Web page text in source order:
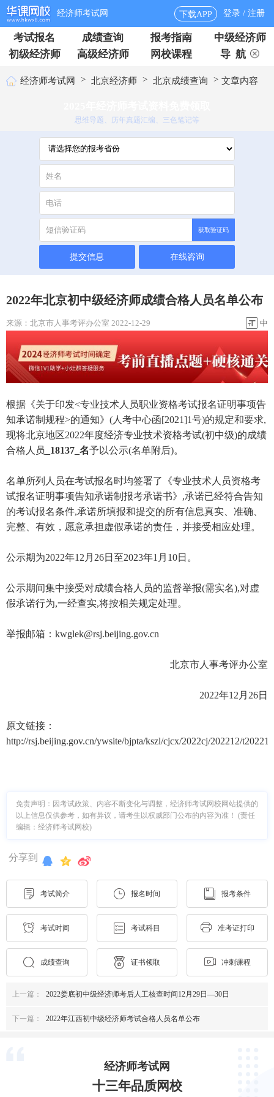
经济师考试网 下载APP 登录 / 注册
考试报名 成绩查询 报考指南
中级经济师
初级经济师
高级经济师 网校课程 导 航
经济师考试网 > 北京经济师 > 北京成绩查询 > 文章内容
思维导题、历年真题汇编、三色笔记等
获取验证码
提交信息 在线咨询
2022年北京初中级经济师成绩合格人员名单公布
来源： 北京市人事考评办公室 2022-12-29 中
根据《关于印发<专业技术人员职业资格考试报名证明事项告
知承诺制规程>的通知》(人考中心函[2021]1号)的规定和要求,
现将北京地区2022年度经济专业技术资格考试(初中级)的成绩
合格人员 _18137_名予以公示(名单附后)。
名单所列人员在考试报名时均签署了《专业技术人员资格考
试报名证明事项告知承诺制报考承诺书》,承诺已经符合告知
的考试报名条件,承诺所填报和提交的所有信息真实、准确、
完整、有效，愿意承担虚假承诺的责任，并接受相应处理。
公示期为2022年12月26日至2023年1月10日。
公示期间集中接受对成绩合格人员的监督举报(需实名),对虚
假承诺行为,一经查实,将按相关规定处理。
举报邮箱：kwglek@rsj.beijing.gov.cn
北京市人事考评办公室
2022年12月26日
原文链接：
http://rsj.beijing.gov.cn/ywsite/bjpta/kszl/cjcx/2022cj/202212/
免责声明：因考试政策、内容不断变化与调整，经济师考试网校网站提供的
以上信息仅供参考，如有异议，请考生以权威部门公布的内容为准！ (责任
编辑：经济师考试网校)
分享到
考试简介 报名时间 报考条件
考试时间 考试科目 准考证打印
成绩查询 证书领取 冲刺课程
上一篇： 2022娄底初中级经济师考后人工核查时间12月29日—30日
下一篇： 2022年江西初中级经济师考试合格人员名单公布
经济师考试网
十三年品质网校